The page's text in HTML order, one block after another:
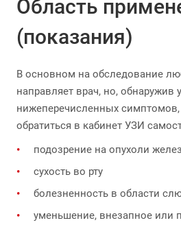
Область
(показания)
В основном на обследование
направляет врач, но, обнаружив
нижеперечисленных
обратиться в кабинет УЗИ
подозрение на опухоли желез
сухость во рту
болезненность в области
уменьшение, внезапное или